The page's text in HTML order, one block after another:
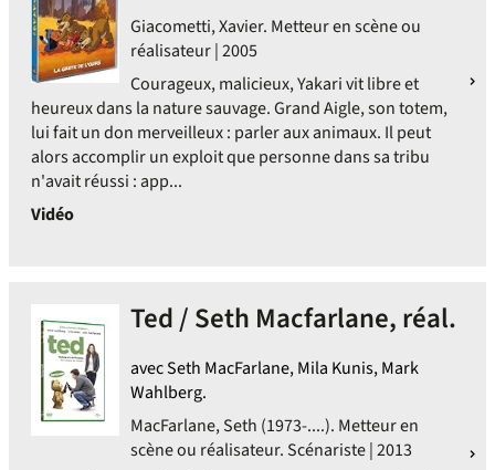
Giacometti, Xavier. Metteur en scène ou
réalisateur | 2005
Courageux, malicieux, Yakari vit libre et
heureux dans la nature sauvage. Grand Aigle, son totem,
lui fait un don merveilleux : parler aux animaux. Il peut
alors accomplir un exploit que personne dans sa tribu
n'avait réussi : app...
Vidéo
Ted / Seth Macfarlane, réal.
avec Seth MacFarlane, Mila Kunis, Mark
Wahlberg.
MacFarlane, Seth (1973-....). Metteur en
scène ou réalisateur. Scénariste | 2013